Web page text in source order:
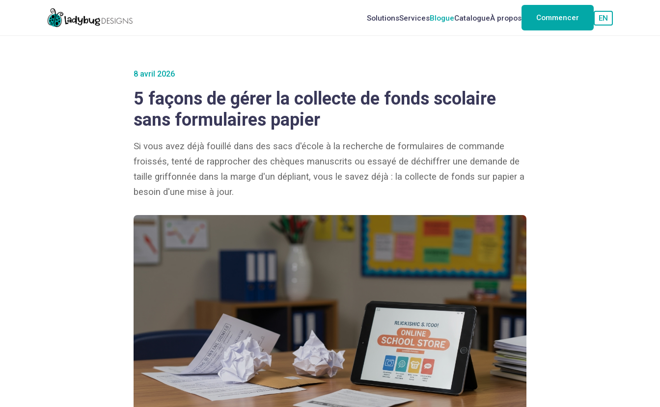
SolutionsServicesBlogueCatalogueÀ propos Commencer EN
8 avril 2026
5 façons de gérer la collecte de fonds scolaire
sans formulaires papier
Si vous avez déjà fouillé dans des sacs d'école à la recherche de formulaires de commande
froissés, tenté de rapprocher des chèques manuscrits ou essayé de déchiffrer une demande de
taille griffonnée dans la marge d'un dépliant, vous le savez déjà : la collecte de fonds sur papier a
besoin d'une mise à jour.